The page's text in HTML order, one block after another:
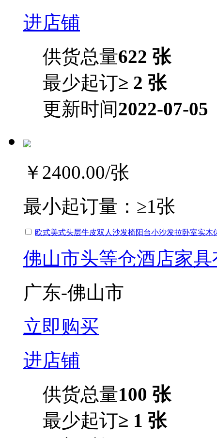
进店铺
供货总量622 张
最少起订≥ 2 张
更新时间2022-07-05
￥2400.00/张
最小起订量： ≥1张
欧式美式头层牛皮双人沙发椅阳台小沙发拉卧室实木
佛山市头等仓酒店家
广东-佛山市
立即购买
进店铺
供货总量100 张
最少起订≥ 1 张